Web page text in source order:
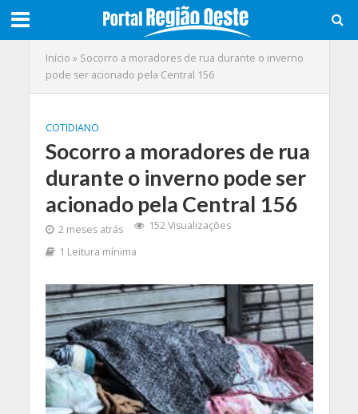
Início » Socorro a moradores de rua durante o inverno
pode ser acionado pela Central 156
COTIDIANO
Socorro a moradores de rua
durante o inverno pode ser
acionado pela Central 156
2 meses atrás
152 Visualizações
1 Leitura mínima